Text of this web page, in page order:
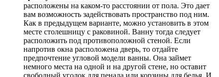
расположены на каком-то расстоянии от пола. Это дает
вам возможность задействовать пространство под ним.
Как в предыдущем варианте, можно установить в этом
месте столешницу с раковиной. Ванну тогда следует
расположить под противоположной стеной. Если
напротив окна расположена дверь, то отдайте
предпочтение угловой модели ванны. Она займет
немного места на одной и на другой стене, но оставит
свободный уголок для пенала или корзины для белья. И